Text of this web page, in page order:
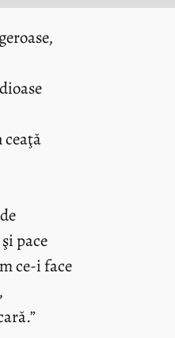
ceaţă
pace
ce-i face